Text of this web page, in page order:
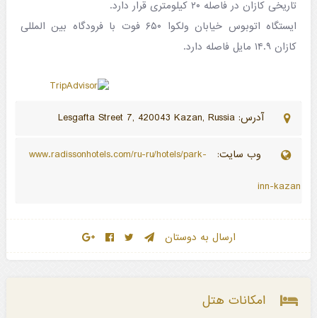
تاریخی کازان در فاصله ۲۰ کیلومتری قرار دارد.
ایستگاه اتوبوس خیابان ولکوا ۶۵۰ فوت با فرودگاه بین المللی
کازان ۱۴.۹ مایل فاصله دارد.
آدرس: Lesgafta Street 7, 420043 Kazan, Russia
وب سایت: www.radissonhotels.com/ru-ru/hotels/park-
inn-kazan
ارسال به دوستان
امکانات هتل